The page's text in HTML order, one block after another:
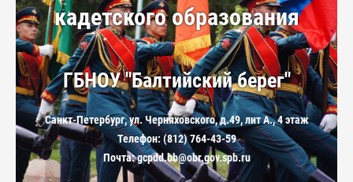
кадетского образования
ГБНОУ "Балтийский берег"
Санкт-Петербург, ул. Черняховского, д.49, лит А., 4 этаж
Телефон: (812) 764-43-59
Почта: gcpdd.bb@obr.gov.spb.ru